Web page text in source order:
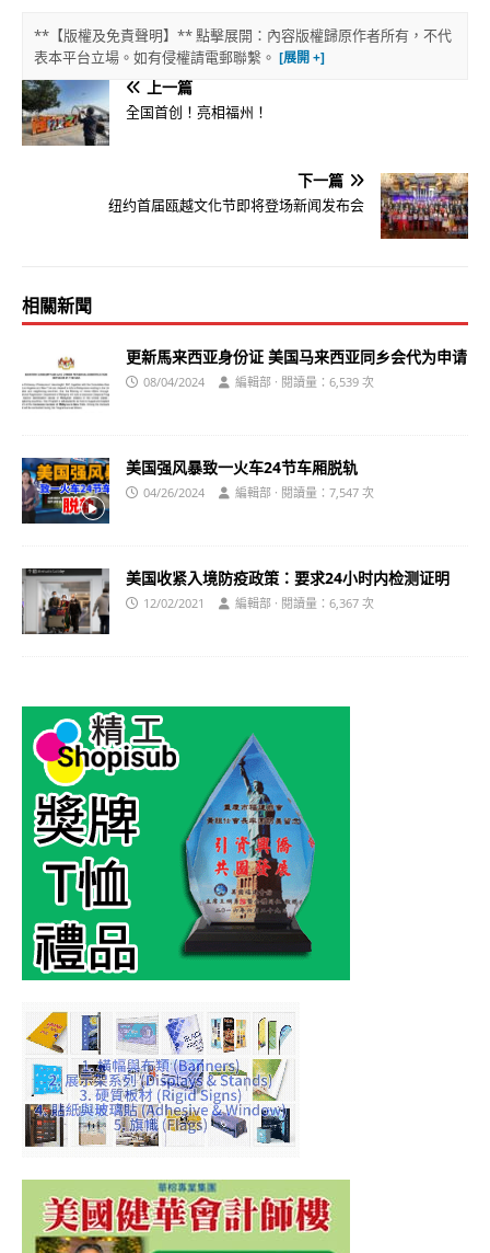
**【版權及免責聲明】** 點擊展開：內容版權歸原作者所有，不代
表本平台立場。如有侵權請電郵聯繫。
上一篇
全国首创！亮相福州！
下一篇
纽约首届瓯越文化节即将登场新闻发布会
相關新聞
更新馬来西亚身份证 美国马来西亚同乡会代为申请
08/04/2024 編輯部 · 閱讀量：6,539 次
美国强风暴致一火车24节车厢脱轨
04/26/2024 編輯部 · 閱讀量：7,547 次
美国收紧入境防疫政策：要求24小时内检测证明
12/02/2021 編輯部 · 閱讀量：6,367 次